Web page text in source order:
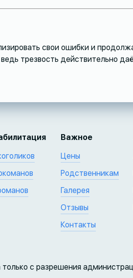
свои ошибки и
трезвость действительно
Важное
Цены
Родственникам
Галерея
Отзывы
Контакты
с разрешения